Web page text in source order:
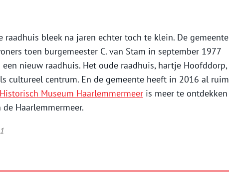
raadhuis bleek na jaren echter toch te klein. De gemeente
toen burgemeester C. van Stam in september 1977
nieuw raadhuis. Het oude raadhuis, hartje Hoofddorp,
cultureel centrum. En de gemeente heeft in 2016 al ruim
Historisch Museum Haarlemmermeer is meer te ontdekken
Haarlemmermeer.